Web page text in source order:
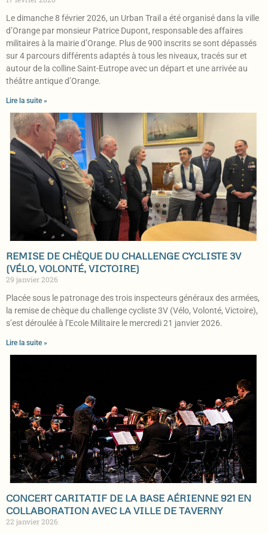
Le dimanche 8 février 2026, un Urban Trail a été organisé dans la ville
d’Orange par monsieur Patrice Dupont, responsable des affaires
militaires à la mairie d’Orange. Plus de 900 inscrits se sont dépassés
sur 4 parcours différents adaptés à tous les niveaux, tracés sur et
autour de la colline Saint-Eutrope avec un départ et une arrivée au
théâtre antique d’Orange.
Lire la suite »
REMISE DE CHÈQUE DU CHALLENGE CYCLISTE 3V
(VÉLO, VOLONTÉ, VICTOIRE)
29 janvier 2026
Placée sous le patronage des trois inspecteurs généraux des armées,
la remise de chèque du challenge cycliste 3V (Vélo, Volonté, Victoire),
s’est déroulée à l’Ecole Militaire le mercredi 21 janvier 2026.
Lire la suite »
CONCERT CARITATIF DE LA BASE AÉRIENNE 921 EN
COLLABORATION AVEC LA VILLE DE TAVERNY
22 janvier 2026